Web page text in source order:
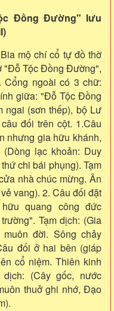
Đồng Đường" lưu
mộ chí cổ tự đồ thờ
"Đỗ Tộc Đồng Đường",
Cổng ngoài có 3 chữ:
giữa: "Đỗ Tộc Đồng
ngai (sơn thếp), bộ Lư
đối trên cột. 1.Câu
nhưng gia hữu khánh,
lạc khoản: Duy
chi bái phụng). Tạm
nhà chúc mừng. Ân
vang). 2. Câu đối đặt
quang công đức
Tạm dịch: (Gia
đời. Sông chảy
đối ở hai bên (giáp
cổ niệm. Thiên kinh
(Cây gốc, nước
thuở ghi nhớ, Đạo